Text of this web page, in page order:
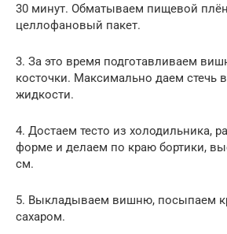
30 минут. Обматываем пищевой
целлофановый пакет.
3. За это время подготавливаем
косточки. Максимально даем стечь
жидкости.
4. Достаем тесто из холодильника,
форме и делаем по краю бортики,
см.
5. Выкладываем вишню, посыпаем
сахаром.